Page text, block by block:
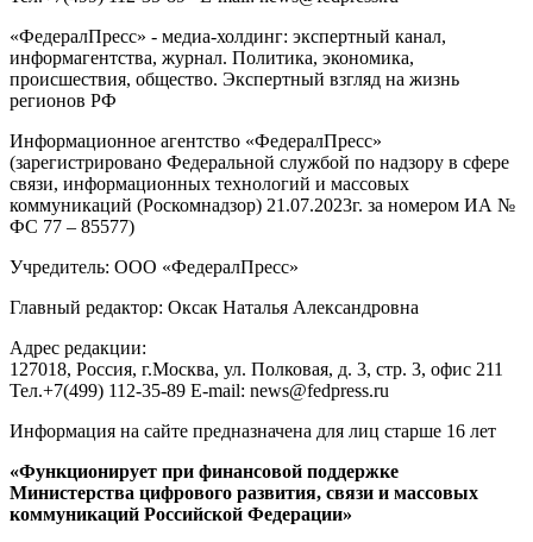
«ФедералПресс» - медиа-холдинг: экспертный канал,
информагентства, журнал. Политика, экономика,
происшествия, общество. Экспертный взгляд на жизнь
регионов РФ
Информационное агентство «ФедералПресс»
(зарегистрировано Федеральной службой по надзору в сфере
связи, информационных технологий и массовых
коммуникаций (Роскомнадзор) 21.07.2023г. за номером ИА №
ФС 77 – 85577)
Учредитель: ООО «ФедералПресс»
Главный редактор: Оксак Наталья Александровна
Адрес редакции:
127018, Россия, г.Москва, ул. Полковая, д. 3, стр. 3, офис 211
Тел.+7(499) 112-35-89 E-mail: news@fedpress.ru
Информация на сайте предназначена для лиц старше 16 лет
«Функционирует при финансовой поддержке
Министерства цифрового развития, связи и массовых
коммуникаций Российской Федерации»